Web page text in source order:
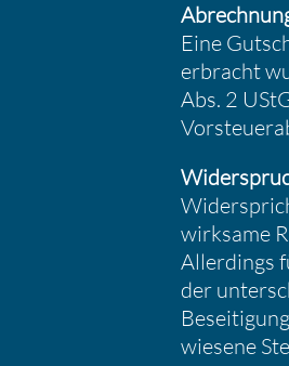
Eine
erbracht
Abs. 2
wirksame
Aller­dings
der
wie­sene